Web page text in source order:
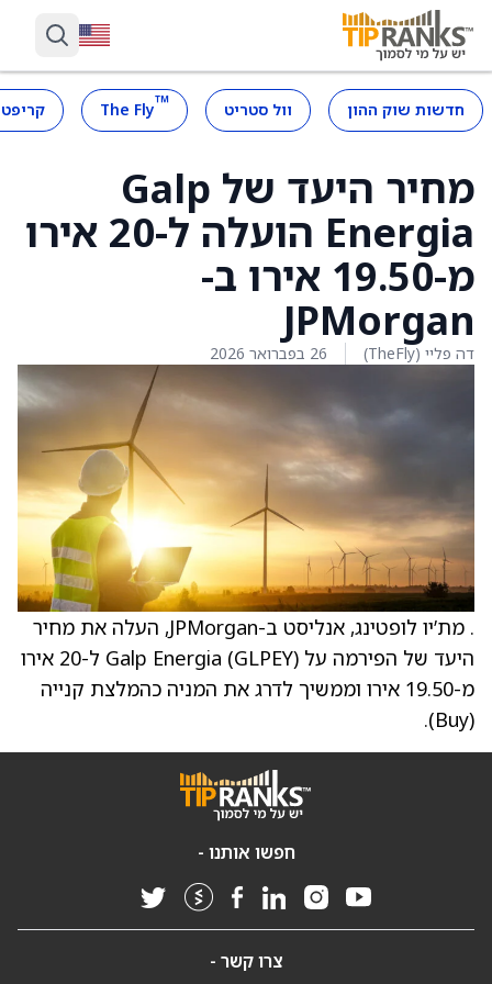
חדשות שוק ההון וול סטריט ™
The Fly
מחיר היעד של Galp
Energia הועלה ל-20 אירו
מ-19.50 אירו ב-
JPMorgan
דה פליי (TheFly) 26 בפברואר 2026
. מת’יו לופטינג, אנליסט ב-JPMorgan, העלה את מחיר
היעד של הפירמה על Galp Energia (GLPEY) ל-20 אירו
מ-19.50 אירו וממשיך לדרג את המניה כהמלצת קנייה
(Buy).
חפשו אותנו -
צרו קשר -